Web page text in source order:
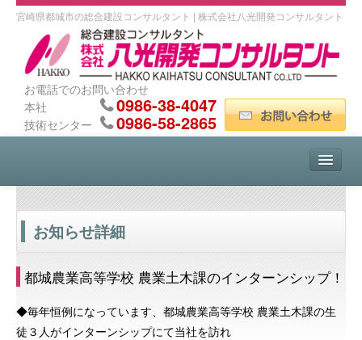
宮崎県都城市の総合建設コンサルタント | 株式会社八光開発コンサルタント
お電話でのお問い合わせ
本社
0986-38-4047
技術センター 0986-58-2865
会社案内
お知らせ詳細
都城農業高等学校 農業土木課のインターンシップ！
◆毎年恒例になっています、都城農業高等学校 農業土木課の生
徒３人がインターンシップにて当社を訪れ